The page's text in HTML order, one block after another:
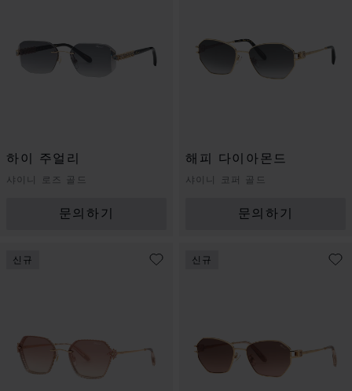
하이 주얼리
샤이니 로즈 골드
문의하기
해피 다이아몬드
샤이니 코퍼 골드
문의하기
신규 신규